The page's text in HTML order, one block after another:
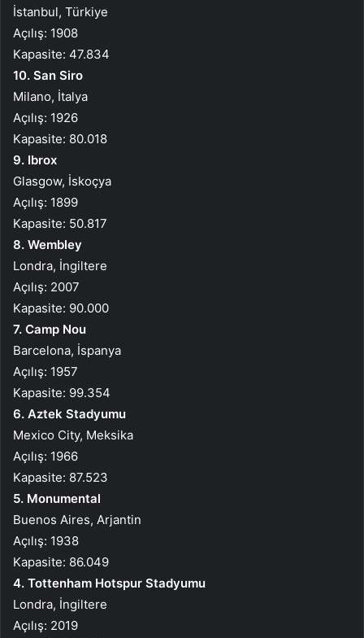
İstanbul, Türkiye
Açılış: 1908
Kapasite: 47.834
10. San Siro
Milano, İtalya
Açılış: 1926
Kapasite: 80.018
9. Ibrox
Glasgow, İskoçya
Açılış: 1899
Kapasite: 50.817
8. Wembley
Londra, İngiltere
Açılış: 2007
Kapasite: 90.000
7. Camp Nou
Barcelona, İspanya
Açılış: 1957
Kapasite: 99.354
6. Aztek Stadyumu
Mexico City, Meksika
Açılış: 1966
Kapasite: 87.523
5. Monumental
Buenos Aires, Arjantin
Açılış: 1938
Kapasite: 86.049
4. Tottenham Hotspur Stadyumu
Londra, İngiltere
Açılış: 2019